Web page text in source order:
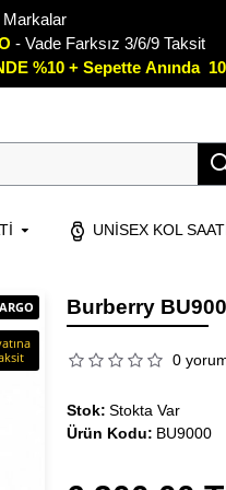
- Vade Farksız 3/6/9 Taksit
%10 + Sepette Anında
UNISEX KOL
Burberry
0
Stok: Stokta Var
Ürün Kodu: BU9000